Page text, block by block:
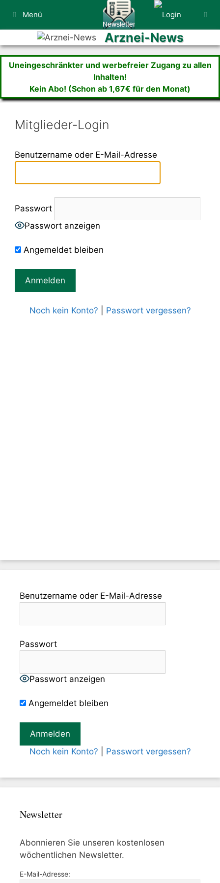
Inhalt
springen
Menü
Arznei-News
Uneingeschränkter und werbefreier Zugang zu allen
Inhalten!
Kein Abo! (Schon ab 1,67€ für den Monat)
Mitglieder-Login
Benutzername oder E-Mail-Adresse
Passwort
Passwort anzeigen
Angemeldet bleiben
Noch kein Konto? Passwort vergessen?
Benutzername oder E-Mail-Adresse
Passwort
Passwort anzeigen
Angemeldet bleiben
Noch kein Konto? Passwort vergessen?
Newsletter
Abonnieren Sie unseren kostenlosen
wöchentlichen Newsletter.
E-Mail-Adresse: